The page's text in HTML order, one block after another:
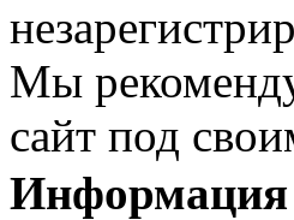
Мы
сайт под
Информация